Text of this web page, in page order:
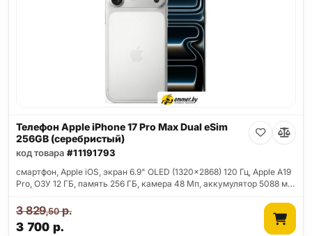
Телефон Apple iPhone 17 Pro Max Dual eSim
256GB (серебристый)
код товара #11191793
смартфон, Apple iOS, экран 6.9" OLED (1320x2868) 120 Гц, Apple A19
Pro, ОЗУ 12 ГБ, память 256 ГБ, камера 48 Мп, аккумулятор 5088 м…
3 700 р.
3 829,50р.